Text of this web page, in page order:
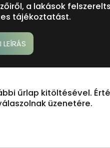
a lakások
tájékoztatást.
űrlap kitöltésével.
üzenetére.